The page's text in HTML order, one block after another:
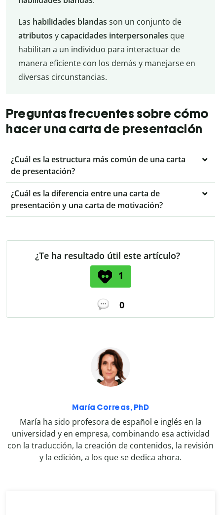
Las habilidades blandas son un conjunto de
atributos ycapacidades interpersonales que
habilitan a un individuo para interactuar de
manera eficiente con los demás y manejarse en
diversas circunstancias.
Preguntas frecuentes sobre cómo
hacer una carta de presentación
¿Cuál es la estructura más común de una carta
de presentación?
¿Cuál es la diferencia entre una carta de
presentación y una carta de motivación?
¿Te ha resultado útil este artículo?
1
0
María Correas, PhD
María ha sido profesora de español e inglés en la
universidad y en empresa, combinando esa actividad
con la traducción, la creación de contenidos, la revisión
y la edición, a los que se dedica ahora.